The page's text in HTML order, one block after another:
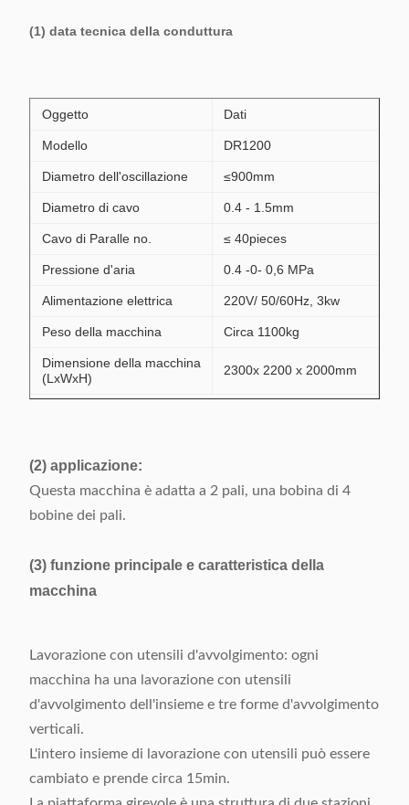
(1) data tecnica della conduttura
Oggetto Dati
Modello DR1200
Diametro dell'oscillazione ≤900mm
Diametro di cavo 0.4 - 1.5mm
Cavo di Paralle no. ≤ 40pieces
Pressione d'aria 0.4 -0- 0,6 MPa
Alimentazione elettrica 220V/ 50/60Hz, 3kw
Peso della macchina Circa 1100kg
Dimensione della macchina
(LxWxH)
2300x 2200 x 2000mm
(2) applicazione:
Questa macchina è adatta a 2 pali, una bobina di 4
bobine dei pali.
(3) funzione principale e caratteristica della
macchina
Lavorazione con utensili d'avvolgimento: ogni
macchina ha una lavorazione con utensili
d'avvolgimento dell'insieme e tre forme d'avvolgimento
verticali.
L'intero insieme di lavorazione con utensili può essere
cambiato e prende circa 15min.